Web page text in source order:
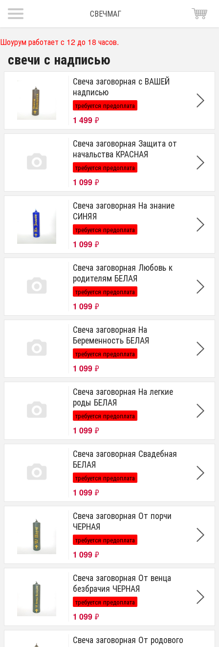
СВЕЧМАГ
Шоурум работает с 12 до 18 часов.
свечи с надписью
Свеча заговорная с ВАШЕЙ
надписью
требуется предоплата
1 499 ₽
Свеча заговорная Защита от
начальства КРАСНАЯ
требуется предоплата
1 099 ₽
Свеча заговорная На знание
СИНЯЯ
требуется предоплата
1 099 ₽
Свеча заговорная Любовь к
родителям БЕЛАЯ
требуется предоплата
1 099 ₽
Свеча заговорная На
Беременность БЕЛАЯ
требуется предоплата
1 099 ₽
Свеча заговорная На легкие
роды БЕЛАЯ
требуется предоплата
1 099 ₽
Свеча заговорная Свадебная
БЕЛАЯ
требуется предоплата
1 099 ₽
Свеча заговорная От порчи
ЧЕРНАЯ
требуется предоплата
1 099 ₽
Свеча заговорная От венца
безбрачия ЧЕРНАЯ
требуется предоплата
1 099 ₽
Свеча заговорная От родового